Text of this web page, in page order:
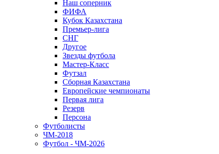
Наш соперник
ФИФА
Кубок Казахстана
Премьер-лига
СНГ
Другое
Звезды футбола
Мастер-Класс
Футзал
Сборная Казахстана
Европейские чемпионаты
Первая лига
Резерв
Персона
Футболисты
ЧМ-2018
Футбол - ЧМ-2026